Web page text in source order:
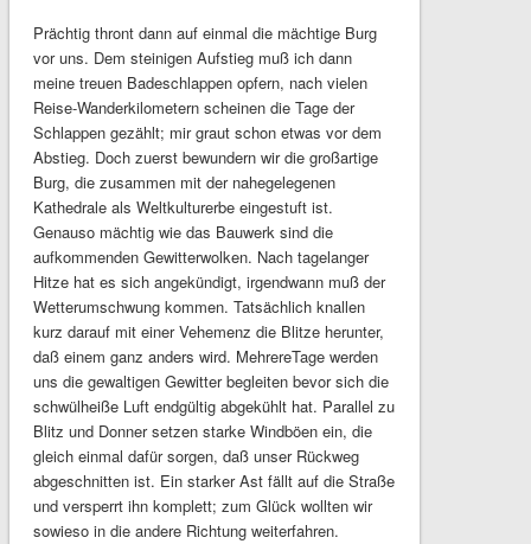
Prächtig thront dann auf einmal die mächtige Burg
vor uns. Dem steinigen Aufstieg muß ich dann
meine treuen Badeschlappen opfern, nach vielen
Reise-Wanderkilometern scheinen die Tage der
Schlappen gezählt; mir graut schon etwas vor dem
Abstieg. Doch zuerst bewundern wir die großartige
Burg, die zusammen mit der nahegelegenen
Kathedrale als Weltkulturerbe eingestuft ist.
Genauso mächtig wie das Bauwerk sind die
aufkommenden Gewitterwolken. Nach tagelanger
Hitze hat es sich angekündigt, irgendwann muß der
Wetterumschwung kommen. Tatsächlich knallen
kurz darauf mit einer Vehemenz die Blitze herunter,
daß einem ganz anders wird. MehrereTage werden
uns die gewaltigen Gewitter begleiten bevor sich die
schwülheiße Luft endgültig abgekühlt hat. Parallel zu
Blitz und Donner setzen starke Windböen ein, die
gleich einmal dafür sorgen, daß unser Rückweg
abgeschnitten ist. Ein starker Ast fällt auf die Straße
und versperrt ihn komplett; zum Glück wollten wir
sowieso in die andere Richtung weiterfahren.